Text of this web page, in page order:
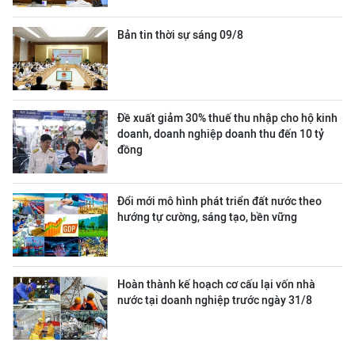
Bản tin thời sự sáng 09/8
Đề xuất giảm 30% thuế thu nhập cho hộ kinh
doanh, doanh nghiệp doanh thu đến 10 tỷ
đồng
Đổi mới mô hình phát triển đất nước theo
hướng tự cường, sáng tạo, bền vững
Hoàn thành kế hoạch cơ cấu lại vốn nhà
nước tại doanh nghiệp trước ngày 31/8